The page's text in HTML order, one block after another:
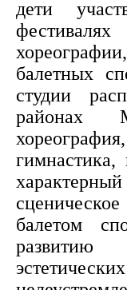
дети
балетных
студии
районах
гимнастика,
балетом
развитию